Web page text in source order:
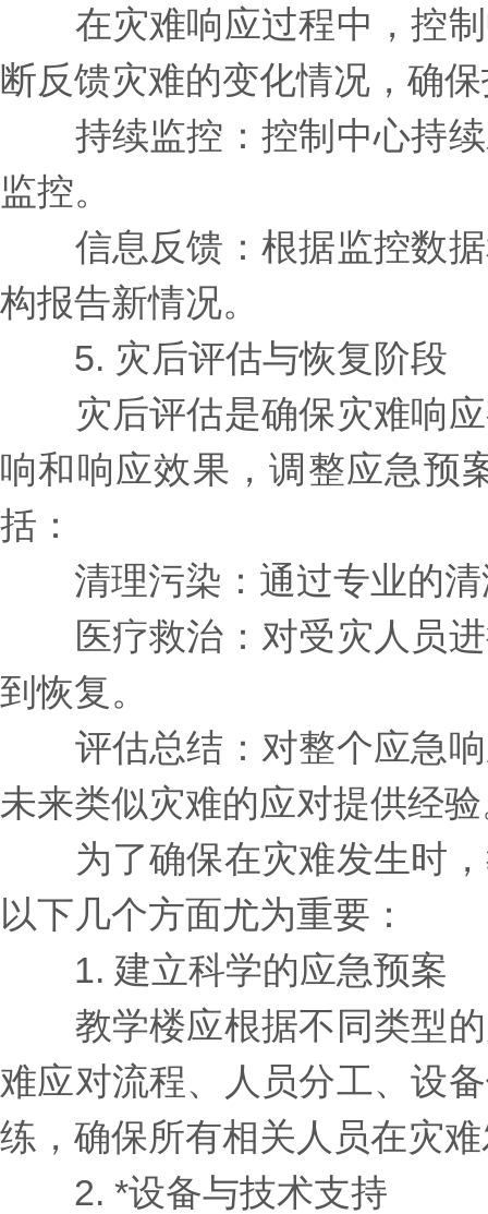
在灾难响应过程中，控制
断反馈灾难的变化情况，确
持续监控：控制中心持续
监控。
信息反馈：根据监控数据
构报告新情况。
5. 灾后评估与恢复阶段
灾后评估是确保灾难响应
响和响应效果，调整应急预
括：
清理污染：通过专业的清
医疗救治：对受灾人员进
到恢复。
评估总结：对整个应急响
未来类似灾难的应对提供经
为了确保在灾难发生时，
以下几个方面尤为重要：
1. 建立科学的应急预案
教学楼应根据不同类型的
难应对流程、人员分工、设
练，确保所有相关人员在灾
2. *设备与技术支持